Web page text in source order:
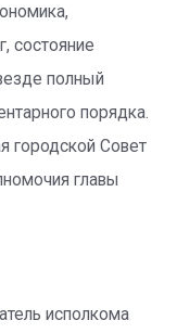
состояние
полный
порядка.
городской Совет
главы
исполкома